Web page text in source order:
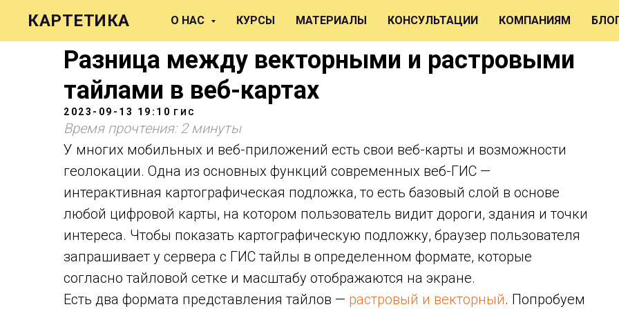
КАРТЕТИКА О НАС КУРСЫ МАТЕРИАЛЫ КОНСУЛЬТАЦИИ КОМПАНИЯМ
Разница между векторными и растровыми
тайлами в веб-картах
2023-09-13 19:10 ГИС
Время прочтения: 2 минуты
У многих мобильных и веб-приложений есть свои веб-карты и возможности
геолокации. Одна из основных функций современных веб-ГИС —
интерактивная картографическая подложка, то есть базовый слой в основе
любой цифровой карты, на котором пользователь видит дороги, здания и точки
интереса. Чтобы показать картографическую подложку, браузер пользователя
запрашивает у сервера c ГИС тайлы в определенном формате, которые
согласно тайловой сетке и масштабу отображаются на экране.
Есть два формата представления тайлов — растровый и векторный. Попробуем